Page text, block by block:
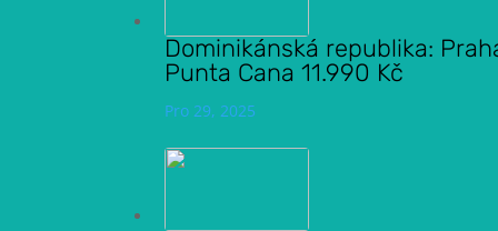
Dominikánská republika:
Punta Cana 11.990 Kč
Pro 29, 2025